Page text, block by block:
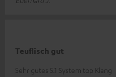
Teuflisch gut
Sehr gutes 5.1 System top Klang